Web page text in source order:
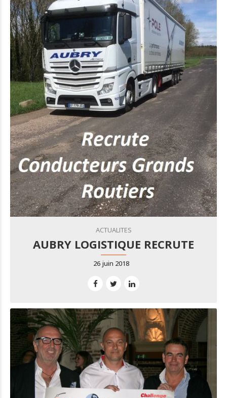
ACTUALITES
AUBRY LOGISTIQUE RECRUTE
26 juin 2018